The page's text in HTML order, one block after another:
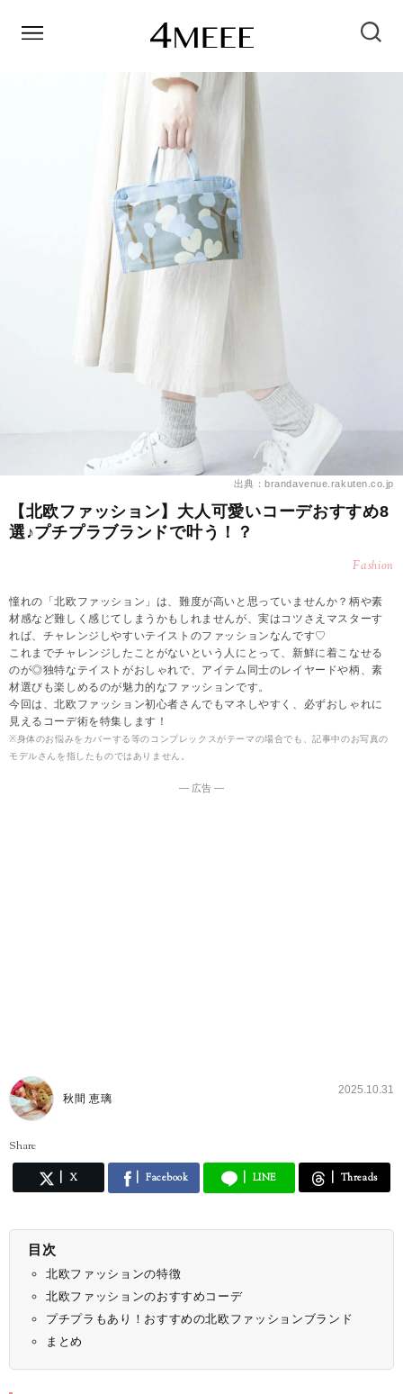
出典：brandavenue.rakuten.co.jp
【北欧ファッション】大人可愛いコーデおすすめ8
選♪プチプラブランドで叶う！？
Fashion
憧れの「北欧ファッション」は、難度が高いと思っていませんか？柄や素
材感など難しく感じてしまうかもしれませんが、実はコツさえマスターす
れば、チャレンジしやすいテイストのファッションなんです♡
これまでチャレンジしたことがないという人にとって、新鮮に着こなせる
のが◎独特なテイストがおしゃれで、アイテム同士のレイヤードや柄、素
材選びも楽しめるのが魅力的なファッションです。
今回は、北欧ファッション初心者さんでもマネしやすく、必ずおしゃれに
見えるコーデ術を特集します！
※身体のお悩みをカバーする等のコンプレックスがテーマの場合でも、記事中のお写真の
モデルさんを指したものではありません。
― 広告 ―
秋間 恵璃
2025.10.31
Share
X Facebook LINE Threads
目次
北欧ファッションの特徴
北欧ファッションのおすすめコーデ
プチプラもあり！おすすめの北欧ファッションブランド
まとめ